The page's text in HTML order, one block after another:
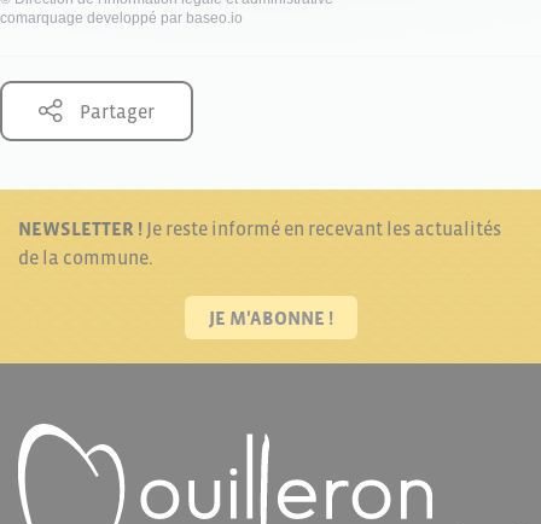
comarquage developpé par baseo.io
Partager
NEWSLETTER ! Je reste informé en recevant les actualités
de la commune.
JE M'ABONNE !